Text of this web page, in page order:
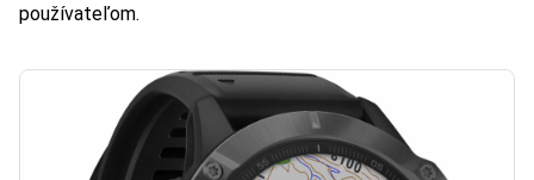
používateľom.